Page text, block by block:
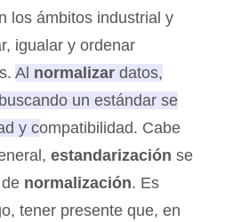
los ámbitos industrial y
igualar y ordenar
Al normalizar datos,
un estándar se
y compatibilidad. Cabe
estandarización se
normalización. Es
tener presente que, en